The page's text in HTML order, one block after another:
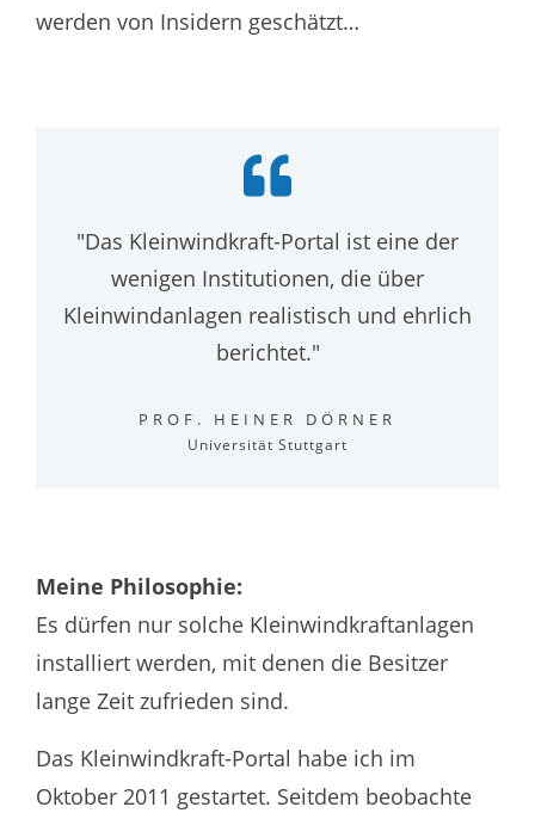
werden von Insidern geschätzt…
"Das Kleinwindkraft-Portal ist eine der
wenigen Institutionen, die über
Kleinwindanlagen realistisch und ehrlich
berichtet."
PROF. HEINER DÖRNER
Universität Stuttgart
Meine Philosophie:
Es dürfen nur solche Kleinwindkraftanlagen
installiert werden, mit denen die Besitzer
lange Zeit zufrieden sind.
Das Kleinwindkraft-Portal habe ich im
Oktober 2011 gestartet. Seitdem beobachte